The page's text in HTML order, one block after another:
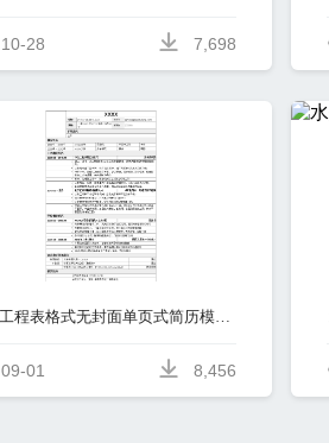
10-28 7,698
土木工程表格式无封面单页式简历模板免费下载
09-01 8,456